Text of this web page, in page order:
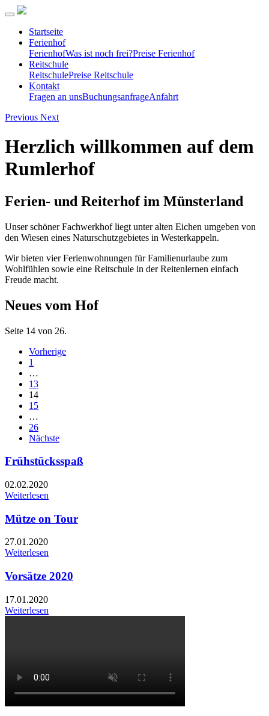
Startseite
Ferienhof
FerienhofWas ist noch frei?Preise Ferienhof
Reitschule
ReitschulePreise Reitschule
Kontakt
Fragen an unsBuchungsanfrageAnfahrt
Previous Next
Herzlich willkommen auf dem
Rumlerhof
Ferien- und Reiterhof im Münsterland
Unser schöner Fachwerkhof liegt unter alten Eichen umgeben von
den Wiesen eines Naturschutzgebietes in Westerkappeln.
Wir bieten vier Ferienwohnungen für Familienurlaube zum
Wohlfühlen sowie eine Reitschule in der Reitenlernen einfach
Freude macht.
Neues vom Hof
Seite 14 von 26.
Vorherige
1
…
13
14
15
…
26
Nächste
Frühstücksspaß
02.02.2020
Weiterlesen
Mütze on Tour
27.01.2020
Weiterlesen
Vorsätze 2020
17.01.2020
Weiterlesen